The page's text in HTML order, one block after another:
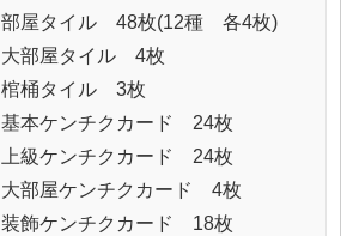
部屋タイル 48枚(12種 各4枚)
大部屋タイル 4枚
棺桶タイル 3枚
基本ケンチクカード 24枚
上級ケンチクカード 24枚
大部屋ケンチクカード 4枚
装飾ケンチクカード 18枚